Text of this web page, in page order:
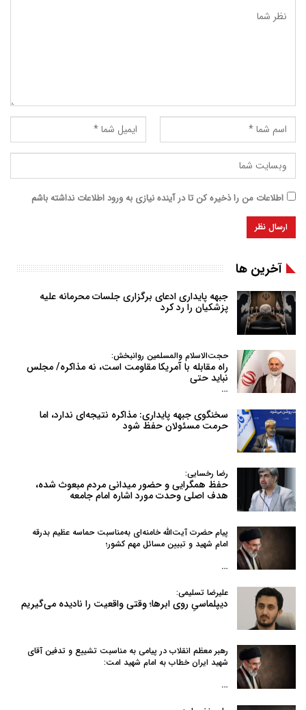
اطلاعات من را ذخیره کن تا در آینده نیازی به ورود اطلاعات نداشته باشم
آخرین ها
جبهه پایداری ادعای برگزاری جلسات محرمانه علیه
پزشکیان را رد کرد
حجت‌الاسلام والمسلمین روانبخش:
راه مقابله با آمریکا مقاومت است، نه مذاکره/ مجلس
نباید حتی
…
سخنگوی جبهه پایداری: مذاکره نتیجه‌ای ندارد، اما
حرمت مسئولان حفظ شود
رضا رخسایی:
حفظ همگرایی و حضور میدانی مردم مبعوث شده،
هدف اصلی وحدت مورد اشاره امام جامعه
پیام حضرت آیت‌الله خامنه‌ای به‌مناسبت حماسه عظیم بدرقه
امام شهید و تبیین مسائل مهم کشور؛
…
علیرضا تسلیمی:
دیپلماسیِ روی ابرها؛ وقتی واقعیت را نادیده می‌گیریم
رهبر معظم انقلاب در پیامی به‌ مناسبت تشییع و تدفین آقای
شهید ایران خطاب به امام شهید امت:
…